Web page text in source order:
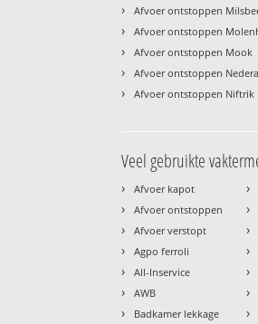
› Afvoer ontstoppen
› Afvoer ontstoppen
› Afvoer ontstoppen Mook
› Afvoer ontstoppen
› Afvoer ontstoppen Niftrik
Veel gebruikte
› Afvoer kapot
› Afvoer ontstoppen
› Afvoer verstopt
› Agpo ferroli
› All-Inservice
› AWB
› Badkamer lekkage
›
›
›
›
›
›
›